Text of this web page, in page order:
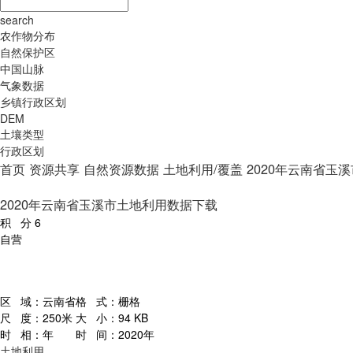
search
农作物分布
自然保护区
中国山脉
气象数据
乡镇行政区划
DEM
土壤类型
行政区划
首页 资源共享 自然资源数据 土地利用/覆盖 2020年云南省玉
2020年云南省玉溪市土地利用数据下载
积 分 6
自营
区 域： 云南省格 式： 栅格
尺 度： 250米 大 小： 94 KB
时 相： 年 时 间： 2020年